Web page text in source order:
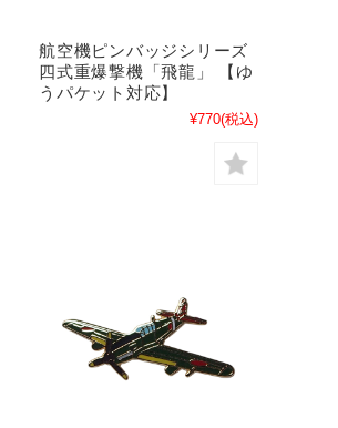
航空機ピンバッジシリーズ
四式重爆撃機「飛龍」 【ゆ
うパケット対応】
¥770(税込)